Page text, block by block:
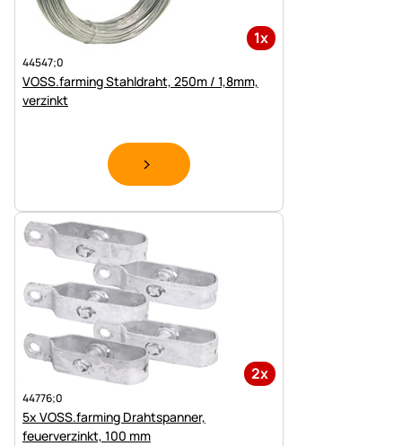
1x
44547;0
VOSS.farming Stahldraht, 250m / 1,8mm,
verzinkt
2x
44776;0
5x VOSS.farming Drahtspanner,
feuerverzinkt, 100 mm